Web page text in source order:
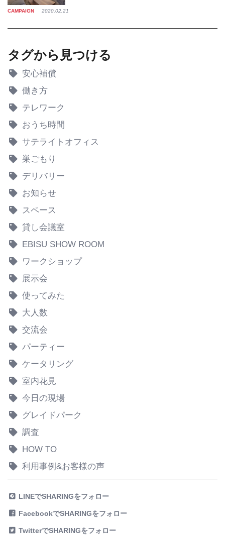
CAMPAIGN 2020,02,21
タグから見つける
安心補償
働き方
テレワーク
おうち時間
サテライトオフィス
巣ごもり
デリバリー
お知らせ
スペース
貸し会議室
EBISU SHOW ROOM
ワークショップ
展示会
使ってみた
大人数
交流会
パーティー
ケータリング
室内花見
今日の現場
グレイドパーク
調査
HOW TO
利用事例&お客様の声
LINEでSHARINGをフォロー
FacebookでSHARINGをフォロー
TwitterでSHARINGをフォロー